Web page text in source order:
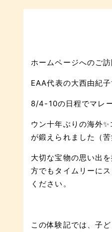
ホームページへのご
EAA代表の大西由紀子
8/4-10の日程でマレ
ウン十年ぶりの海外
が鍛えられました（苦
大切な宝物の思い出
方でもタイムリーに
ください。
この体験記では、子